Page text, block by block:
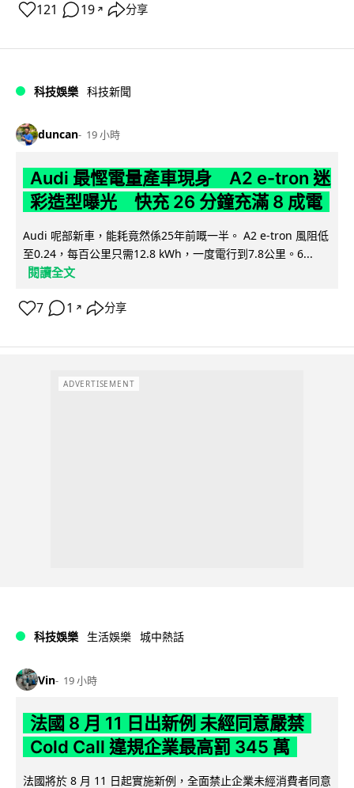
121 19 ↗ 分享
科技娛樂 科技新聞
duncan 19 小時
Audi 最慳電量產車現身 A2 e-tron 迷
彩造型曝光 快充 26 分鐘充滿 8 成電
Audi 呢部新車，能耗竟然係25年前嘅一半。 A2 e-tron 風阻低
至0.24，每百公里只需12.8 kWh，一度電行到7.8公里。6...
閱讀全文
7 1 ↗ 分享
ADVERTISEMENT
科技娛樂 生活娛樂 城中熱話
Vin 19 小時
法國 8 月 11 日出新例 未經同意嚴禁
Cold Call 違規企業最高罰 345 萬
法國將於 8 月 11 日起實施新例，全面禁止企業未經消費者同意